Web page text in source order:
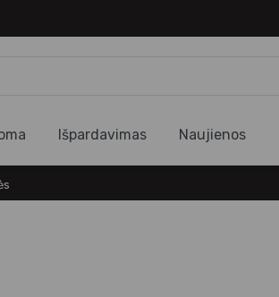
Išpardavimas Naujienos